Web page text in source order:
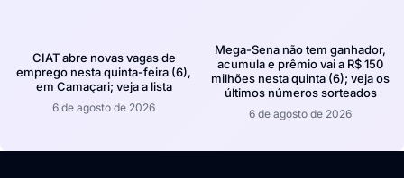
CIAT abre novas vagas de
emprego nesta quinta-feira (6),
em Camaçari; veja a lista
6 de agosto de 2026
Mega-Sena não tem ganhador,
acumula e prêmio vai a R$ 150
milhões nesta quinta (6); veja os
últimos números sorteados
6 de agosto de 2026